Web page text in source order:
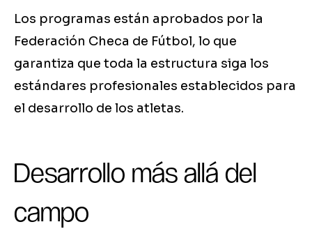
Los programas están aprobados por la
Federación Checa de Fútbol, lo que
garantiza que toda la estructura siga los
estándares profesionales establecidos para
el desarrollo de los atletas.
Desarrollo más allá del
campo